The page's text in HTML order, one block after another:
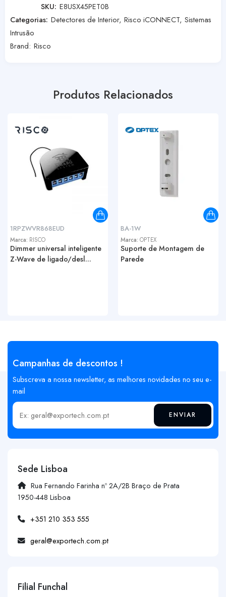
SKU: E8USX45PET0B
Categorias: Detectores de Interior, Risco iCONNECT, Sistemas
Intrusão
Brand: Risco
Produtos Relacionados
1RPZWVR868EUD
Marca: RISCO
Dimmer universal inteligente
Z-Wave de ligado/desl...
BA-1W
Marca: OPTEX
Suporte de Montagem de
Parede
Campanhas de descontos !
Subscreva a nossa newsletter, as melhores novidades no seu e-
mail
Insira o seu email ENVIAR
Sede Lisboa
Rua Fernando Farinha nº 2A/2B Braço de Prata
1950-448 Lisboa
+351 210 353 555
geral@exportech.com.pt
Filial Funchal